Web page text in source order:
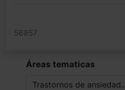
56957
Áreas tematicas